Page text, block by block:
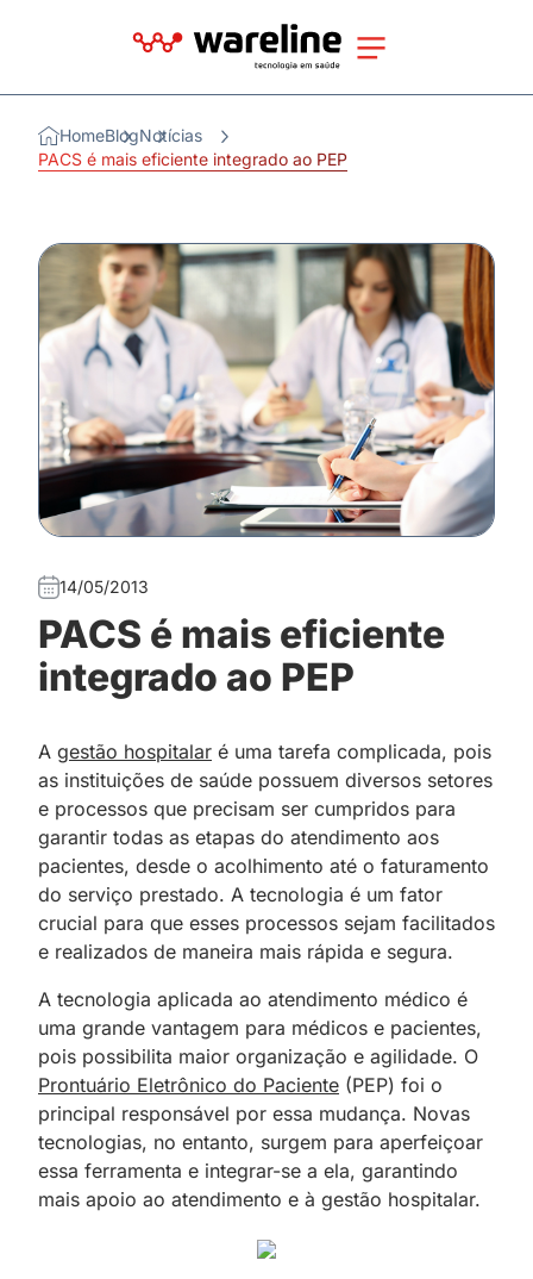
HomeBlogNotícias
PACS é mais eficiente integrado ao PEP
14/05/2013
PACS é mais eficiente
integrado ao PEP
A gestão hospitalar é uma tarefa complicada, pois
as instituições de saúde possuem diversos setores
e processos que precisam ser cumpridos para
garantir todas as etapas do atendimento aos
pacientes, desde o acolhimento até o faturamento
do serviço prestado. A tecnologia é um fator
crucial para que esses processos sejam facilitados
e realizados de maneira mais rápida e segura.
A tecnologia aplicada ao atendimento médico é
uma grande vantagem para médicos e pacientes,
pois possibilita maior organização e agilidade. O
Prontuário Eletrônico do Paciente (PEP) foi o
principal responsável por essa mudança. Novas
tecnologias, no entanto, surgem para aperfeiçoar
essa ferramenta e integrar-se a ela, garantindo
mais apoio ao atendimento e à gestão hospitalar.